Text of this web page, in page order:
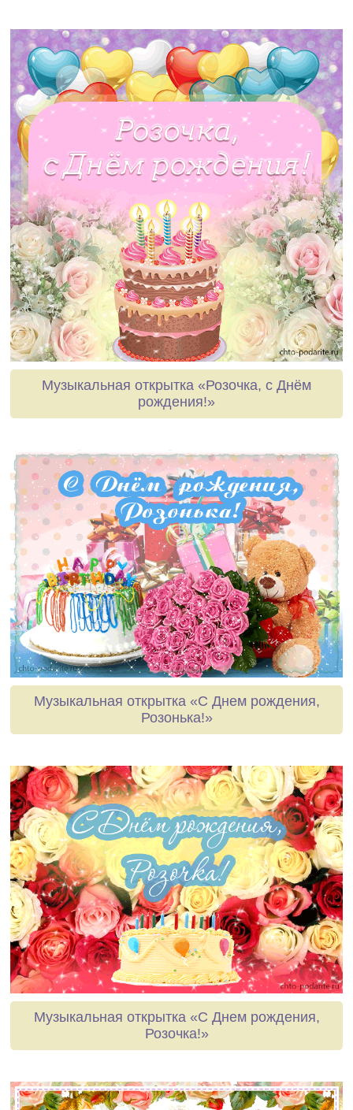
Музыкальная открытка «Розочка, с Днём
рождения!»
Музыкальная открытка «С Днем рождения,
Розонька!»
Музыкальная открытка «С Днем рождения,
Розочка!»